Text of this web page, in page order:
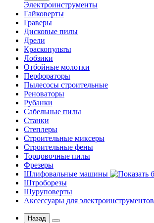
Электроинструменты
Гайковерты
Граверы
Дисковые пилы
Дрели
Краскопульты
Лобзики
Отбойные молотки
Перфораторы
Пылесосы строительные
Реноваторы
Рубанки
Сабельные пилы
Станки
Степлеры
Строительные миксеры
Строительные фены
Торцовочные пилы
Фрезеры
Шлифовальные машины
Штроборезы
Шуруповерты
Аксессуары для электроинструментов
Назад